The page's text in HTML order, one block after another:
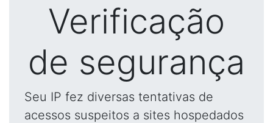
Verificação
de segurança
Seu IP fez diversas tentativas de
acessos suspeitos a sites hospedados